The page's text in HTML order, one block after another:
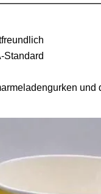
Standard